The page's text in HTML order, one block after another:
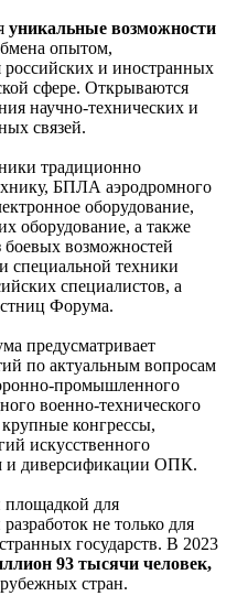
уникальные возможности
опытом,
российских и иностранных
сфере. Открываются
научно-технических и
связей.
традиционно
БПЛА аэродромного
оборудование,
оборудование, а также
возможностей
специальной техники
специалистов, а
Форума.
предусматривает
по актуальным вопросам
промышленного
военно-технического
конгрессы,
искусственного
и диверсификации ОПК.
площадкой для
не только для
государств. В 2023
93 тысячи человек,
стран.